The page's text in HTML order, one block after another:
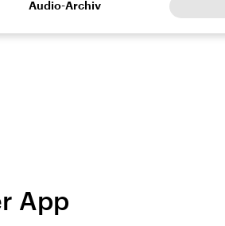
Kultur Europa
Lage und
Audio-Archiv
App